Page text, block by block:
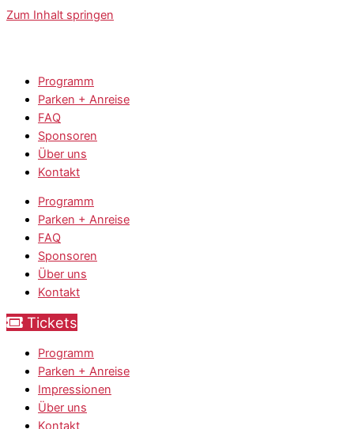
Zum Inhalt springen
Programm
Parken + Anreise
FAQ
Sponsoren
Über uns
Kontakt
Programm
Parken + Anreise
FAQ
Sponsoren
Über uns
Kontakt
Tickets
Programm
Parken + Anreise
Impressionen
Über uns
Kontakt